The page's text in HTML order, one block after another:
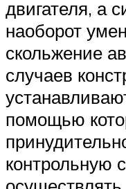
двигателя, а
наоборот
скольжение
случаев
помощью
контрольную